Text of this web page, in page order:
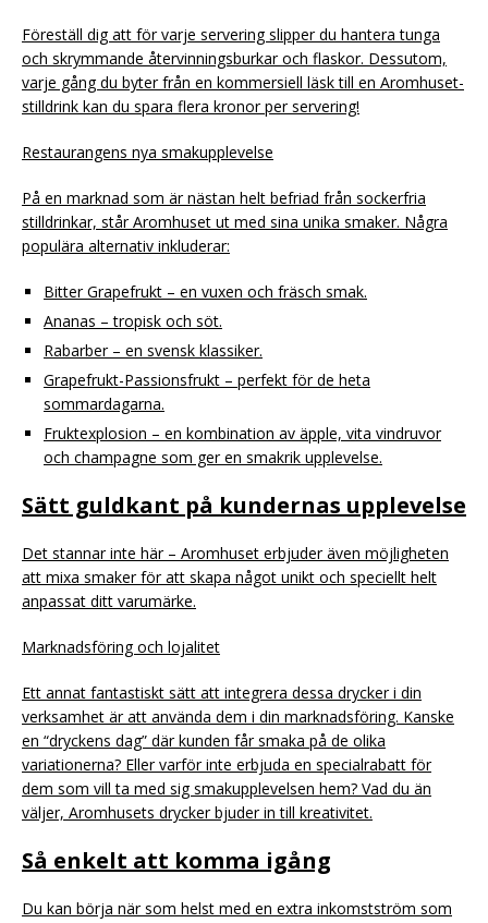
Föreställ dig att för varje servering slipper du hantera tunga
och skrymmande återvinningsburkar och flaskor. Dessutom,
varje gång du byter från en kommersiell läsk till en Aromhuset-
stilldrink kan du spara flera kronor per servering!
Restaurangens nya smakupplevelse
På en marknad som är nästan helt befriad från sockerfria
stilldrinkar, står Aromhuset ut med sina unika smaker. Några
populära alternativ inkluderar:
Bitter Grapefrukt – en vuxen och fräsch smak.
Ananas – tropisk och söt.
Rabarber – en svensk klassiker.
Grapefrukt-Passionsfrukt – perfekt för de heta
sommardagarna.
Fruktexplosion – en kombination av äpple, vita vindruvor
och champagne som ger en smakrik upplevelse.
Sätt guldkant på kundernas upplevelse
Det stannar inte här – Aromhuset erbjuder även möjligheten
att mixa smaker för att skapa något unikt och speciellt helt
anpassat ditt varumärke.
Marknadsföring och lojalitet
Ett annat fantastiskt sätt att integrera dessa drycker i din
verksamhet är att använda dem i din marknadsföring. Kanske
en “dryckens dag” där kunden får smaka på de olika
variationerna? Eller varför inte erbjuda en specialrabatt för
dem som vill ta med sig smakupplevelsen hem? Vad du än
väljer, Aromhusets drycker bjuder in till kreativitet.
Så enkelt att komma igång
Du kan börja när som helst med en extra inkomstström som